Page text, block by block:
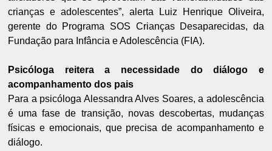
crianças e adolescentes”, alerta Luiz Henrique Oliveira,
gerente do Programa SOS Crianças Desaparecidas, da
Fundação para Infância e Adolescência (FIA).
Psicóloga reitera a necessidade do diálogo e
acompanhamento dos pais
Para a psicóloga Alessandra Alves Soares, a adolescência
é uma fase de transição, novas descobertas, mudanças
físicas e emocionais, que precisa de acompanhamento e
diálogo.